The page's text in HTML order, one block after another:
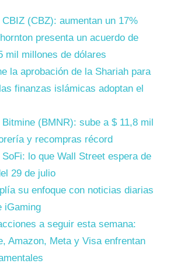
(CBZ): aumentan un 17%
presenta un acuerdo de
mil millones de dólares
la aprobación de la Shariah para
finanzas islámicas adoptan el
(BMNR): sube a $ 11,8 mil
y recompras récord
lo que Wall Street espera de
29 de julio
su enfoque con noticias diarias
iGaming
a seguir esta semana:
Amazon, Meta y Visa enfrentan